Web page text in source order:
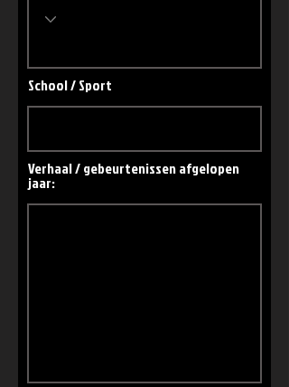
School / Sport
Verhaal / gebeurtenissen afgelopen
jaar: